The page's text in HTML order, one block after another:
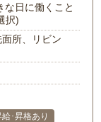
な日に働くこと
択)
所、リビン
給･昇格あり